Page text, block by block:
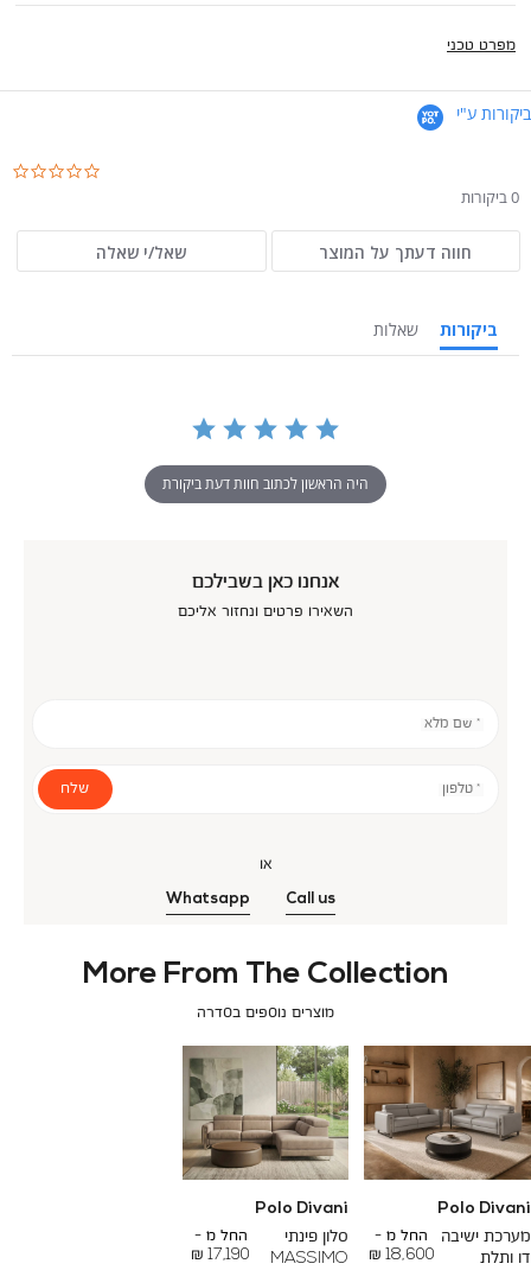
מפרט טכני
ביקורות ע"י
0 ביקורות
חווה דעתך על המוצר שאל/י שאלה
ביקורות שאלות
היה הראשון לכתוב חוות דעת ביקורת
אנחנו כאן בשבילכם
השאירו פרטים ונחזור אליכם
* שם מלא
* טלפון שלח
או
Call us
Whatsapp
More From The Collection
מוצרים נוספים בסדרה
Polo Divani
מערכת ישיבה
דו ותלת
החל מ -
18,600 ₪
To
24,000 ₪
Polo Divani
סלון פינתי
MASSIMO
החל מ -
17,190 ₪
To
26,000 ₪